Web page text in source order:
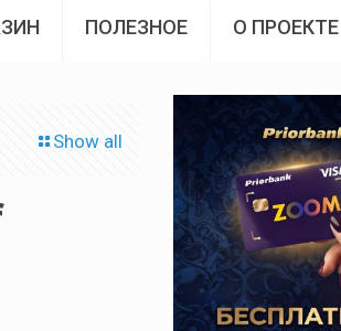
ПОЛЕЗНОЕ О ПРОЕКТЕ
Show all